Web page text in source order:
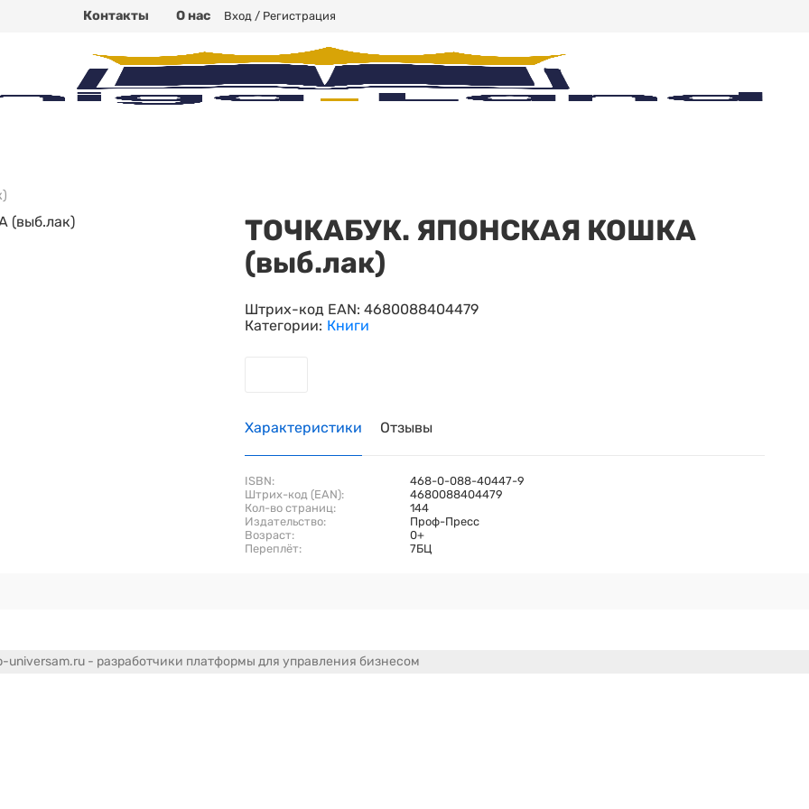
Контакты О нас Вход / Регистрация
ТОЧКАБУК. ЯПОНСКАЯ КОШКА
(выб.лак)
Штрих-код EAN: 4680088404479
Категории: Книги
Характеристики Отзывы
ISBN:
468-0-088-40447-9
Штрих-код (EAN):
4680088404479
Кол-во страниц:
144
Издательство:
Проф-Пресс
Возраст:
0+
Переплёт:
7БЦ
universam.ru - разработчики платформы для управления бизнесом